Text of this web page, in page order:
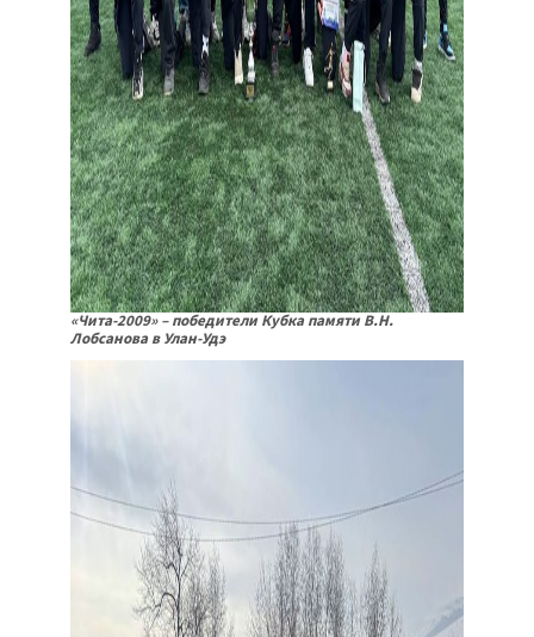
«Чита-2009» – победители Кубка памяти В.Н.
Лобсанова в Улан-Удэ